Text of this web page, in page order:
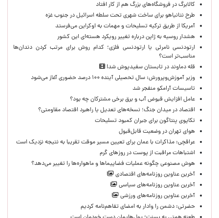
کالابرگ در فروشگاه‌های بزرگ هم از کار افتاد
طرح نتانیاهو برای ساخت شهری تحت سلطه اسرائیل در جنوب غزه
آمریکا از طریق ترکیه تسلیحات و مهمات به اوکراین می‌فرستد
هشدار روسیه به ژاپن درباره تغییر رویکرد هسته‌ای این کشور
ارتودنسی نامرئی یا ارتودنسی فلزی؛ کدام روش برای مرتب کردن دندان‌ها
مناسب‌تر است؟
قله دماوند در تابستان سفیدپوش شد!
وزیر آموزش‌وپرورش: سال تحصیلی آینده ۱۰۰ درصد حضوری آغاز می‌شود
تاسیسات آرامکو منفجر شد
عامل افزایش قبوض آب و برق برخی مشترکان چه بود؟
اقتصاد در میدان جنگ؛ نسخه‌های تعدیل یا راهبرد اقتصاد مقاومتی؟
تکاپوی پنتاگون برای جبران کمبود تسلیحات
هوای تهران در وضعیت قابل‌قبول
عراقچی: مذاکرات با عمان برای تعیین مسیر موقت تقریبا به نتیجه نزدیک است
اشتباهات مراقبت از پوست در روزهای گرم
هوش مصنوعی چگونه عملیات فضاپیماها و ماهواره‌ها را تغییر می‌دهد؟
آخرین عناوین روزنامه‌های اقتصادی
آخرین عناوین روزنامه‌های سیاسی
آخرین عناوین روزنامه‌های ورزشی
حضرتی: دشمن را وادار به امضای تفاهم‌نامه کردیم